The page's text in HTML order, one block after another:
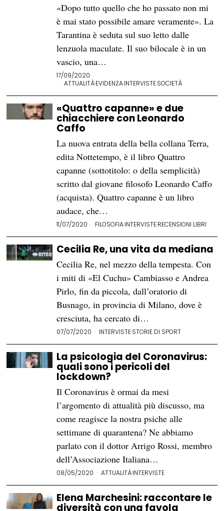
«Dopo tutto quello che ho passato non mi
è mai stato possibile amare veramente». La
Tarantina è seduta sul suo letto dalle
lenzuola maculate. Il suo bilocale è in un
vascio, una…
17/09/2020
ATTUALITÀ·EVIDENZA·INTERVISTE·SOCIETÀ
«Quattro capanne» e due
chiacchiere con Leonardo
Caffo
La nuova entrata della bella collana Terra,
edita Nottetempo, è il libro Quattro
capanne (sottotitolo: o della semplicità)
scritto dal giovane filosofo Leonardo Caffo
(acquista). Quattro capanne è un libro
audace, che…
11/07/2020 FILOSOFIA·INTERVISTE·RECENSIONI LIBRI
Cecilia Re, una vita da mediana
Cecilia Re, nel mezzo della tempesta. Con
i miti di «El Cuchu» Cambiasso e Andrea
Pirlo, fin da piccola, dall’oratorio di
Busnago, in provincia di Milano, dove è
cresciuta, ha cercato di…
07/07/2020 INTERVISTE·STORIE DI SPORT
La psicologia del Coronavirus:
quali sono i pericoli del
lockdown?
Il Coronavirus è ormai da mesi
l’argomento di attualità più discusso, ma
come reagisce la nostra psiche alle
settimane di quarantena? Ne abbiamo
parlato con il dottor Arrigo Rossi, membro
dell’Associazione Italiana…
08/05/2020 ATTUALITÀ·INTERVISTE
Elena Marchesini: raccontare le
diversità con una favola